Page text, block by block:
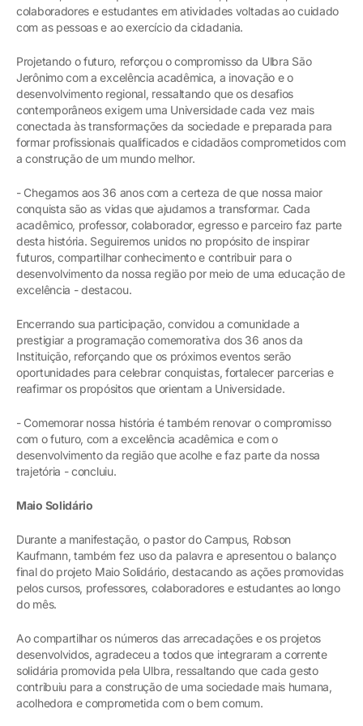
colaboradores e estudantes em atividades voltadas ao cuidado
com as pessoas e ao exercício da cidadania.
Projetando o futuro, reforçou o compromisso da Ulbra São
Jerônimo com a excelência acadêmica, a inovação e o
desenvolvimento regional, ressaltando que os desafios
contemporâneos exigem uma Universidade cada vez mais
conectada às transformações da sociedade e preparada para
formar profissionais qualificados e cidadãos comprometidos com
a construção de um mundo melhor.
- Chegamos aos 36 anos com a certeza de que nossa maior
conquista são as vidas que ajudamos a transformar. Cada
acadêmico, professor, colaborador, egresso e parceiro faz parte
desta história. Seguiremos unidos no propósito de inspirar
futuros, compartilhar conhecimento e contribuir para o
desenvolvimento da nossa região por meio de uma educação de
excelência - destacou.
Encerrando sua participação, convidou a comunidade a
prestigiar a programação comemorativa dos 36 anos da
Instituição, reforçando que os próximos eventos serão
oportunidades para celebrar conquistas, fortalecer parcerias e
reafirmar os propósitos que orientam a Universidade.
- Comemorar nossa história é também renovar o compromisso
com o futuro, com a excelência acadêmica e com o
desenvolvimento da região que acolhe e faz parte da nossa
trajetória - concluiu.
Maio Solidário
Durante a manifestação, o pastor do Campus, Robson
Kaufmann, também fez uso da palavra e apresentou o balanço
final do projeto Maio Solidário, destacando as ações promovidas
pelos cursos, professores, colaboradores e estudantes ao longo
do mês.
Ao compartilhar os números das arrecadações e os projetos
desenvolvidos, agradeceu a todos que integraram a corrente
solidária promovida pela Ulbra, ressaltando que cada gesto
contribuiu para a construção de uma sociedade mais humana,
acolhedora e comprometida com o bem comum.